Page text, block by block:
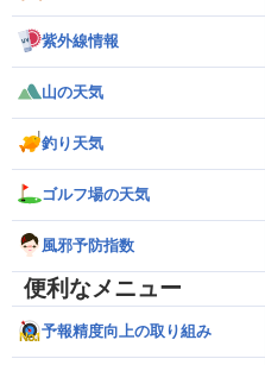
紫外線情報
山の天気
釣り天気
ゴルフ場の天気
風邪予防指数
便利なメニュー
予報精度向上の取り組み